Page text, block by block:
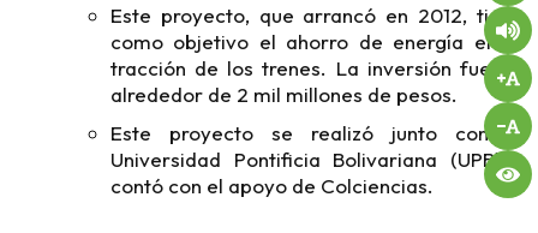
Este proyecto, que arrancó en 2012, tiene
como objetivo el ahorro de energía en la
tracción de los trenes. La inversión fue de
alrededor de 2 mil millones de pesos.
Este proyecto se realizó junto con la
Universidad Pontificia Bolivariana (UPB) y
contó con el apoyo de Colciencias.